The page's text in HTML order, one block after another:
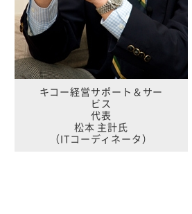
キコー経営サポート＆サー
ビス
代表
松本 主計氏
（ITコーディネータ）